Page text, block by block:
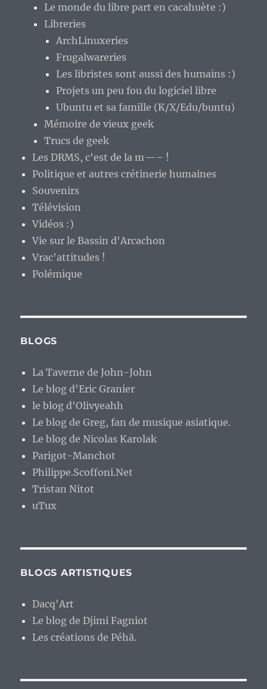
Le monde du libre part en cacahuète :)
Libreries
ArchLinuxeries
Frugalwareries
Les libristes sont aussi des humains :)
Projets un peu fou du logiciel libre
Ubuntu et sa famille (K/X/Edu/buntu)
Mémoire de vieux geek
Trucs de geek
Les DRMS, c'est de la m—– !
Politique et autres crétinerie humaines
Souvenirs
Télévision
Vidéos :)
Vie sur le Bassin d'Arcachon
Vrac'attitudes !
Polémique
BLOGS
La Taverne de John-John
Le blog d'Eric Granier
le blog d'Olivyeahh
Le blog de Greg, fan de musique asiatique.
Le blog de Nicolas Karolak
Parigot-Manchot
Philippe.Scoffoni.Net
Tristan Nitot
uTux
BLOGS ARTISTIQUES
Dacq'Art
Le blog de Djimi Fagniot
Les créations de Péhä.